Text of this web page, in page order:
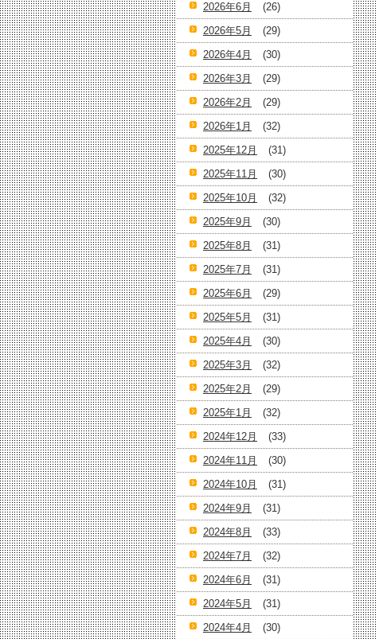
2026年6月
(26)
2026年5月
(29)
2026年4月
(30)
2026年3月
(29)
2026年2月
(29)
2026年1月
(32)
2025年12月
(31)
2025年11月
(30)
2025年10月
(32)
2025年9月
(30)
2025年8月
(31)
2025年7月
(31)
2025年6月
(29)
2025年5月
(31)
2025年4月
(30)
2025年3月
(32)
2025年2月
(29)
2025年1月
(32)
2024年12月
(33)
2024年11月
(30)
2024年10月
(31)
2024年9月
(31)
2024年8月
(33)
2024年7月
(32)
2024年6月
(31)
2024年5月
(31)
2024年4月
(30)